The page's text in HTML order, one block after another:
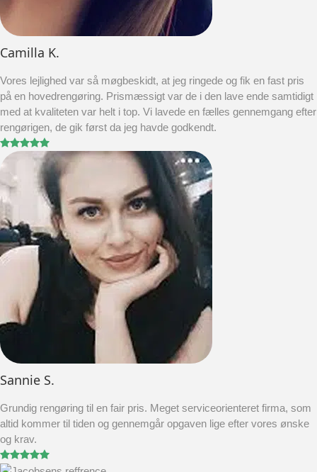
Camilla K.
Vores lejlighed var så møgbeskidt, at jeg ringede og fik en fast pris
på en hovedrengøring. Prismæssigt var de i den lave ende samtidigt
med at kvaliteten var helt i top. Vi lavede en fælles gennemgang efter
rengørigen, de gik først da jeg havde godkendt.
Sannie S.
Grundig rengøring til en fair pris. Meget serviceorienteret firma, som
altid kommer til tiden og gennemgår opgaven lige efter vores ønske
og krav.